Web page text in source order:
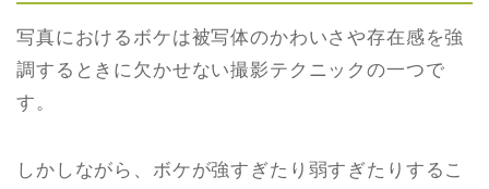
写真におけるボケは被写体のかわいさや存在感を強
調するときに欠かせない撮影テクニックの一つで
す。
しかしながら、ボケが強すぎたり弱すぎたりするこ